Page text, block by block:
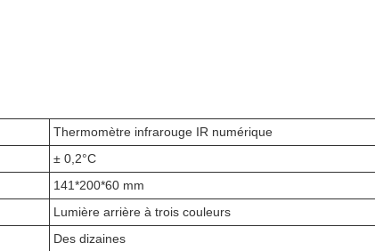
Thermomètre infrarouge IR numérique
± 0,2°C
141*200*60 mm
Lumière arrière à trois couleurs
Des dizaines